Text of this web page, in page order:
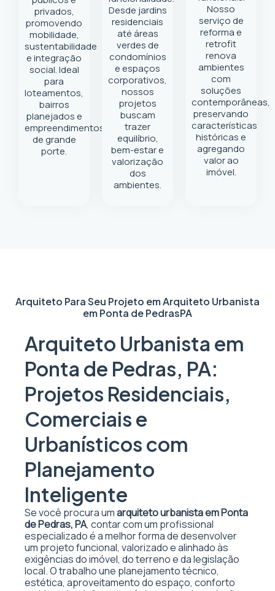
privados,
promovendo
mobilidade,
sustentabilidade
e integração
social. Ideal
para
loteamentos,
bairros
planejados e
empreendimentos
de grande
porte.
Desde jardins
residenciais
até áreas
verdes de
condomínios
e espaços
corporativos,
nossos
projetos
buscam
trazer
equilíbrio,
bem-estar e
valorização
dos
ambientes.
Nosso
serviço de
reforma e
retrofit
renova
ambientes
com
soluções
contemporâneas,
preservando
características
históricas e
agregando
valor ao
imóvel.
Arquiteto Para Seu Projeto emArquiteto Urbanista
em Ponta de PedrasPA
Arquiteto Urbanista em
Ponta de Pedras, PA:
Projetos Residenciais,
Comerciais e
Urbanísticos com
Planejamento
Inteligente
Se você procura umarquiteto urbanista em Ponta
de Pedras, PA, contar com um profissional
especializado é a melhor forma de desenvolver
um projeto funcional, valorizado e alinhado às
exigências do imóvel, do terreno e da legislação
local. O trabalho une planejamento técnico,
estética, aproveitamento do espaço, conforto